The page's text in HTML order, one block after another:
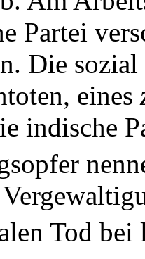
Partei
Die
eines
indische
Tod